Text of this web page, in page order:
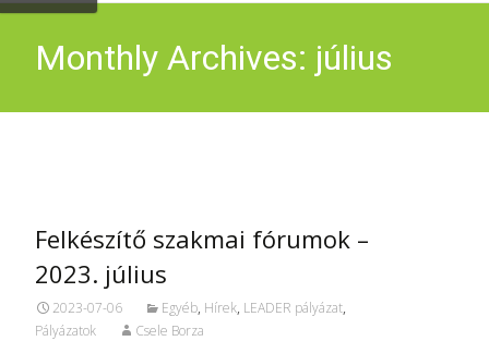
Monthly Archives: július
Felkészítő szakmai fórumok –
2023. július
2023-07-06 Egyéb, Hírek, LEADER pályázat,
Pályázatok
Csele Borza